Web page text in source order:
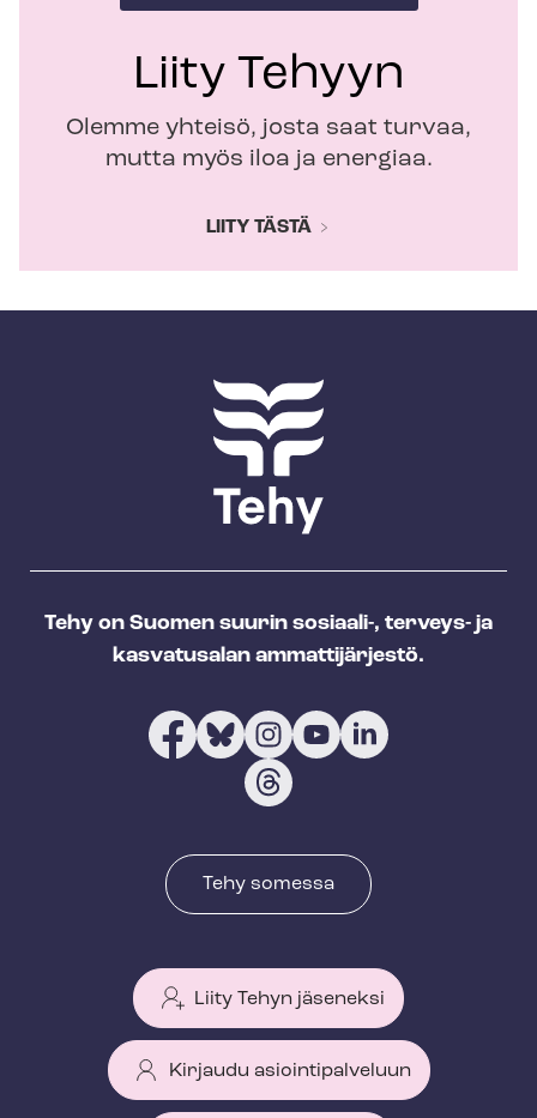
Liity Tehyyn
Olemme yhteisö, josta saat turvaa,
mutta myös iloa ja energiaa.
LIITY TÄSTÄ
Tehy on Suomen suurin sosiaali-, terveys- ja
kasvatusalan ammattijärjestö.
Tehy somessa
Liity Tehyn jäseneksi
Kirjaudu asiointipalveluun